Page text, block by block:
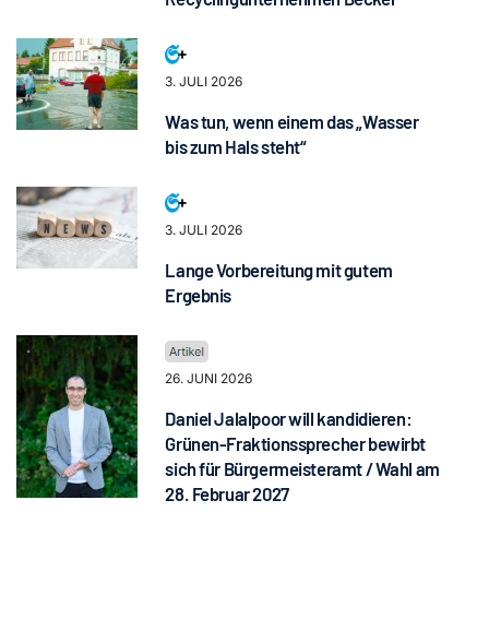
3. JULI 2026
Was tun, wenn einem das „Wasser
bis zum Hals steht“
3. JULI 2026
Lange Vorbereitung mit gutem
Ergebnis
26. JUNI 2026
Daniel Jalalpoor will kandidieren:
Grünen-Fraktionssprecher bewirbt
sich für Bürgermeisteramt / Wahl am
28. Februar 2027